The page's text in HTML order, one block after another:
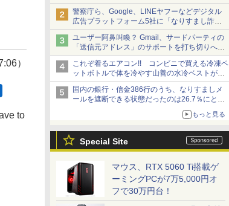
スツーウェイ」発売 iPadにも紙にも、持ち替
えずに書き込める
警察庁ら、Google、LINEヤフーなどデジタル
広告プラットフォーム5社に「なりすまし詐欺
広告」対策強化を要請 著名人の写真や映像を
使った投資詐欺などへの対策として
ユーザー阿鼻叫喚？ Gmail、サードパーティの
「送信元アドレス」のサポートを打ち切りへ
【やじうまWatch】
これぞ着るエアコン!! コンビニで買える冷凍ペ
ットボトルで体を冷やす山善の水冷ベストがロ
ードバイクにちょうどいい【ぼっち・ざ・ろー
ど！その14】【空いた時間でなにしてる？】
国内の銀行・信金386行のうち、なりすましメ
ールを遮断できる状態だったのは26.7％にとど
まる～GMOブランドセキュリティ調査
もっと見る
Special Site
マウス、RTX 5060 Ti搭載ゲ
ーミングPCが7万5,000円オ
フで30万円台！
）
to